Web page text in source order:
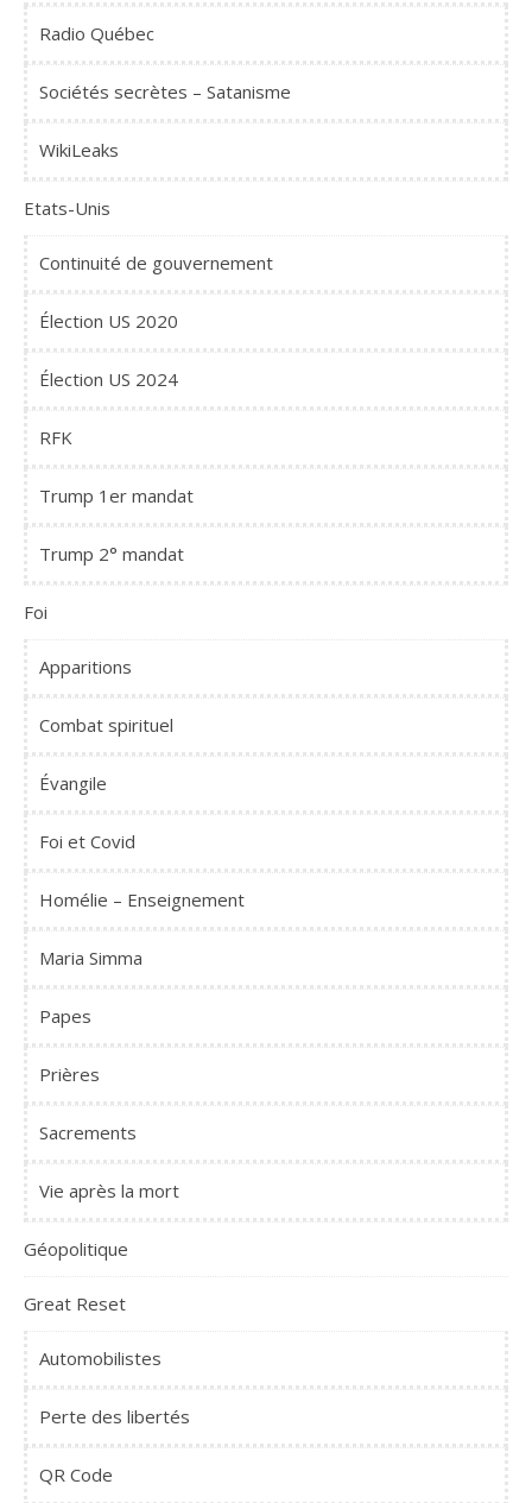
Radio Québec
Sociétés secrètes – Satanisme
WikiLeaks
Etats-Unis
Continuité de gouvernement
Élection US 2020
Élection US 2024
RFK
Trump 1er mandat
Trump 2° mandat
Foi
Apparitions
Combat spirituel
Évangile
Foi et Covid
Homélie – Enseignement
Maria Simma
Papes
Prières
Sacrements
Vie après la mort
Géopolitique
Great Reset
Automobilistes
Perte des libertés
QR Code